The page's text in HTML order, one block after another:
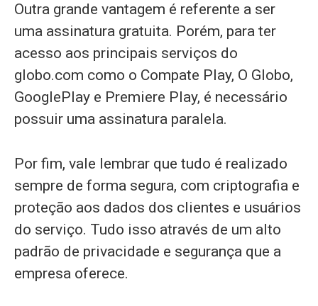
Outra grande vantagem é referente a ser
uma assinatura gratuita. Porém, para ter
acesso aos principais serviços do
globo.com como o Compate Play, O Globo,
GooglePlay e Premiere Play, é necessário
possuir uma assinatura paralela.
Por fim, vale lembrar que tudo é realizado
sempre de forma segura, com criptografia e
proteção aos dados dos clientes e usuários
do serviço. Tudo isso através de um alto
padrão de privacidade e segurança que a
empresa oferece.